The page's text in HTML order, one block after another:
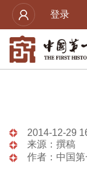
登录
2014-12-29
来源：撰稿
作者：中国